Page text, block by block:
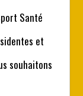
Santé
et
souhaitons